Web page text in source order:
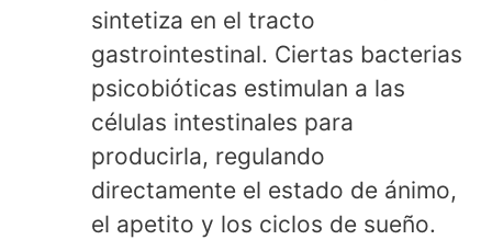
sintetiza en el tracto
gastrointestinal. Ciertas bacterias
psicobióticas estimulan a las
células intestinales para
producirla, regulando
directamente el estado de ánimo,
el apetito y los ciclos de sueño.